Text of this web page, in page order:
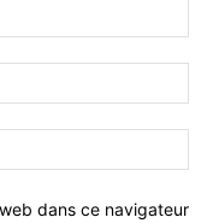
:*
:*
:
dans ce navigateur